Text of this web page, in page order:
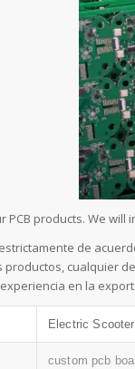
PCB products. We
de
cualquier
en la
Electric
custom pcb